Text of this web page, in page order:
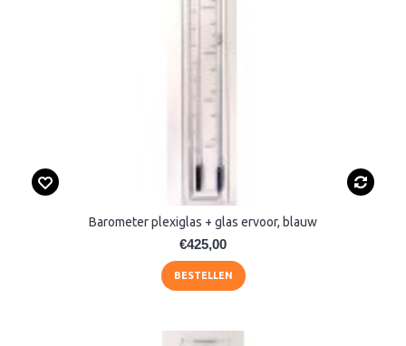
Barometer plexiglas + glas ervoor, blauw
€425,00
BESTELLEN